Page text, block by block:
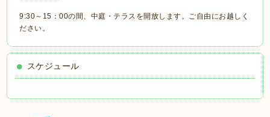
9:30～15：00の間、中庭・テラスを開放します。ご自由にお越しく
ださい。
スケジュール